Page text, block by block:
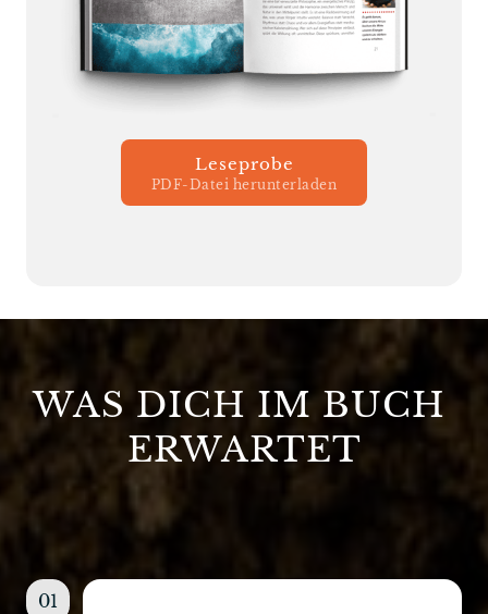
Leseprobe
PDF-Datei herunterladen
WAS DICH IM
BUCH
ERWARTET
01